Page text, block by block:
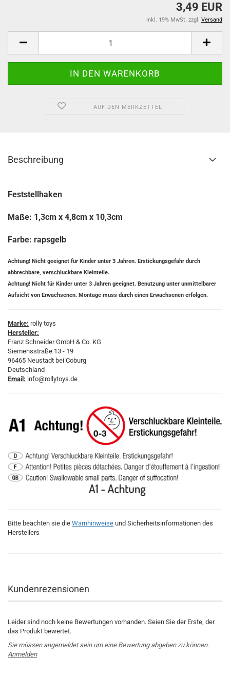
3,49 EUR
inkl. 19% MwSt. zzgl. Versand
AUF DEN MERKZETTEL
Beschreibung
Feststellhaken
Maße: 1,3cm x 4,8cm x 10,3cm
Farbe: rapsgelb
Achtung! Nicht geeignet für Kinder unter 3 Jahren. Erstickungsgefahr durch
abbrechbare, verschluckbare Kleinteile.
Achtung! Nicht für Kinder unter 3 Jahren geeignet. Benutzung unter unmittelbarer
Aufsicht von Erwachsenen. Montage muss durch einen Erwachsenen erfolgen.
Marke: rolly toys
Hersteller:
Franz Schneider GmbH & Co. KG
Siemensstraße 13 - 19
96465 Neustadt bei Coburg
Deutschland
Email: info@rollytoys.de
Bitte beachten sie die Warnhinweise und Sicherheitsinformationen des
Herstellers
Kundenrezensionen
Leider sind noch keine Bewertungen vorhanden. Seien Sie der Erste, der
das Produkt bewertet.
Sie müssen angemeldet sein um eine Bewertung abgeben zu können.
Anmelden